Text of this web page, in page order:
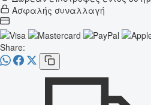
Ασφαλής συναλλαγή
Share: